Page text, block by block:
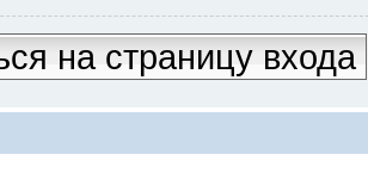
на страницу входа